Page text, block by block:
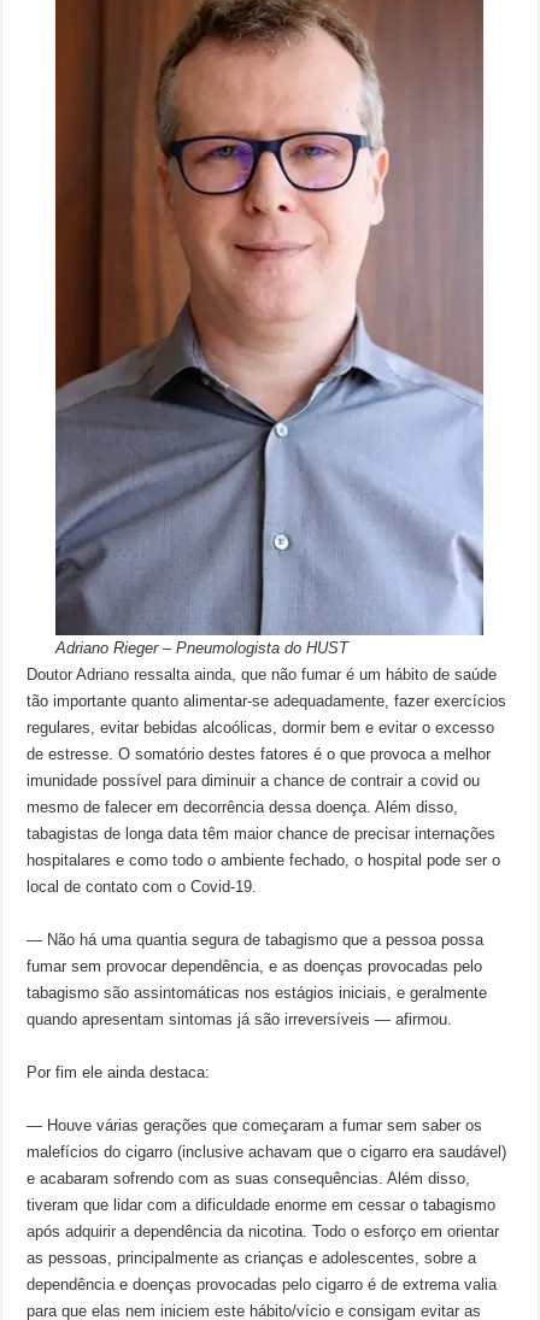
Adriano Rieger – Pneumologista do HUST
Doutor Adriano ressalta ainda, que não fumar é um hábito de saúde
tão importante quanto alimentar-se adequadamente, fazer exercícios
regulares, evitar bebidas alcoólicas, dormir bem e evitar o excesso
de estresse. O somatório destes fatores é o que provoca a melhor
imunidade possível para diminuir a chance de contrair a covid ou
mesmo de falecer em decorrência dessa doença. Além disso,
tabagistas de longa data têm maior chance de precisar internações
hospitalares e como todo o ambiente fechado, o hospital pode ser o
local de contato com o Covid-19.
— Não há uma quantia segura de tabagismo que a pessoa possa
fumar sem provocar dependência, e as doenças provocadas pelo
tabagismo são assintomáticas nos estágios iniciais, e geralmente
quando apresentam sintomas já são irreversíveis — afirmou.
Por fim ele ainda destaca:
— Houve várias gerações que começaram a fumar sem saber os
malefícios do cigarro (inclusive achavam que o cigarro era saudável)
e acabaram sofrendo com as suas consequências. Além disso,
tiveram que lidar com a dificuldade enorme em cessar o tabagismo
após adquirir a dependência da nicotina. Todo o esforço em orientar
as pessoas, principalmente as crianças e adolescentes, sobre a
dependência e doenças provocadas pelo cigarro é de extrema valia
para que elas nem iniciem este hábito/vício e consigam evitar as